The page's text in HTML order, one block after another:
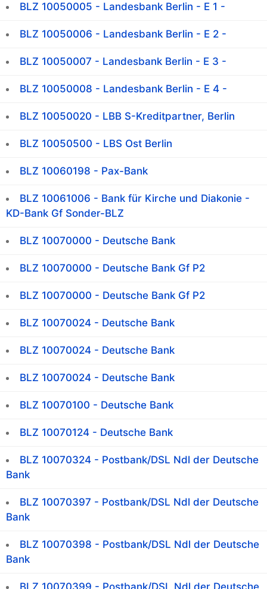
BLZ 10050005 - Landesbank Berlin - E 1 -
BLZ 10050006 - Landesbank Berlin - E 2 -
BLZ 10050007 - Landesbank Berlin - E 3 -
BLZ 10050008 - Landesbank Berlin - E 4 -
BLZ 10050020 - LBB S-Kreditpartner, Berlin
BLZ 10050500 - LBS Ost Berlin
BLZ 10060198 - Pax-Bank
BLZ 10061006 - Bank für Kirche und Diakonie -
KD-Bank Gf Sonder-BLZ
BLZ 10070000 - Deutsche Bank
BLZ 10070000 - Deutsche Bank Gf P2
BLZ 10070000 - Deutsche Bank Gf P2
BLZ 10070024 - Deutsche Bank
BLZ 10070024 - Deutsche Bank
BLZ 10070024 - Deutsche Bank
BLZ 10070100 - Deutsche Bank
BLZ 10070124 - Deutsche Bank
BLZ 10070324 - Postbank/DSL Ndl der Deutsche
Bank
BLZ 10070397 - Postbank/DSL Ndl der Deutsche
Bank
BLZ 10070398 - Postbank/DSL Ndl der Deutsche
Bank